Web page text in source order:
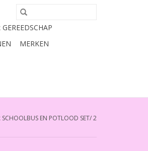
GEREEDSCHAP
MERKEN
SCHOOLBUS EN POTLOOD SET/ 2